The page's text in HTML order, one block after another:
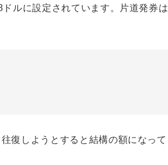
ルに設定されています。片道発券は
復しようとすると結構の額になって